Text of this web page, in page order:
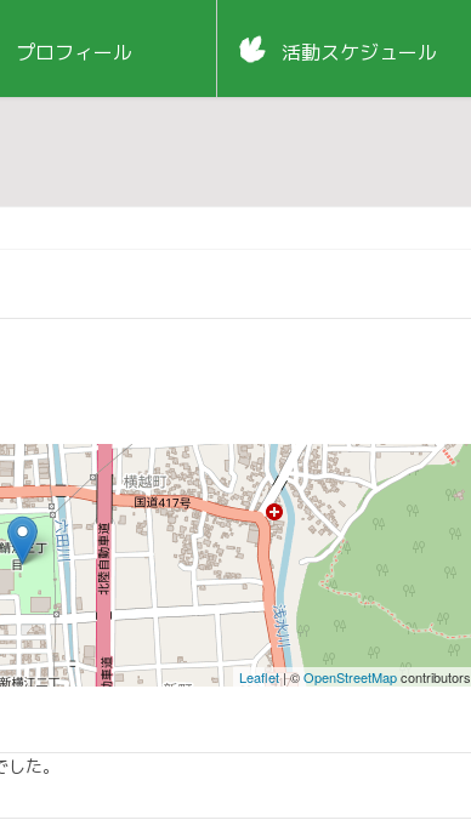
プロフィール 活動スケジュール
Leaflet| ©OpenStreetMapcontributors
た。